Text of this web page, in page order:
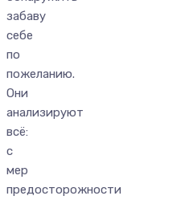
забаву
себе
по
пожеланию.
Они
анализируют
всё:
с
мер
предосторожности